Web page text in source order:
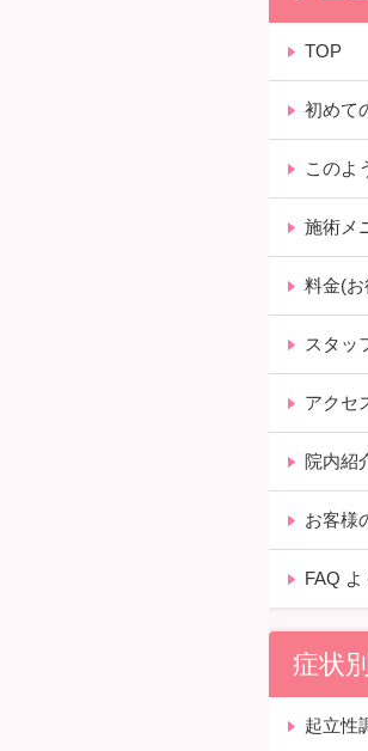
TOP
初めて
このよ
施術メ
料金(
スタッ
アクセ
院内紹
お客様
FAQ
症状
起立性